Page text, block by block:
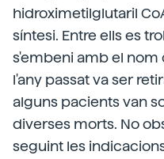
hidroximetilglutaril
síntesi. Entre ells es
s'embeni amb el nom
l'any passat va ser
alguns pacients van
diverses morts. No
seguint les